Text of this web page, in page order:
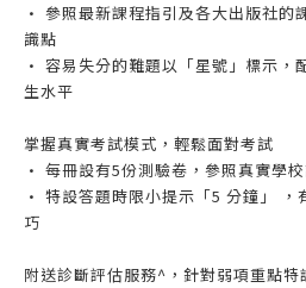
• 參照最新課程指引及各大出版社的
識點
• 容易失分的難題以「星號」標示，
生水平
掌握真實考試模式，輕鬆面對考試
• 每冊設有5份測驗卷，參照真實學
• 特設答題時限小提示「5 分鐘」 ，
巧
附送診斷評估服務^，針對弱項重點特